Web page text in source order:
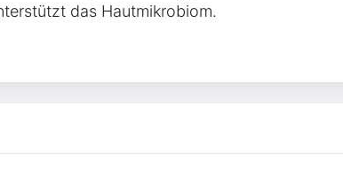
das Hautmikrobiom.